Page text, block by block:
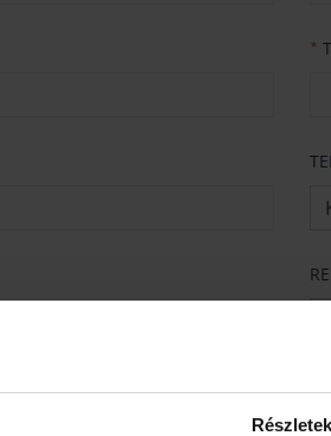
Részletek
★